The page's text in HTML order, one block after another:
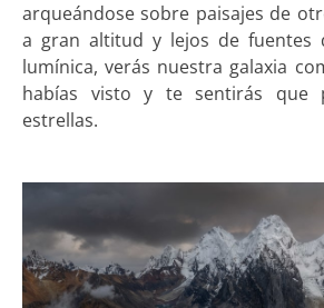
arqueándose sobre paisajes de
a gran altitud y lejos de fuentes
lumínica, verás nuestra galaxia
habías visto y te sentirás que
estrellas.